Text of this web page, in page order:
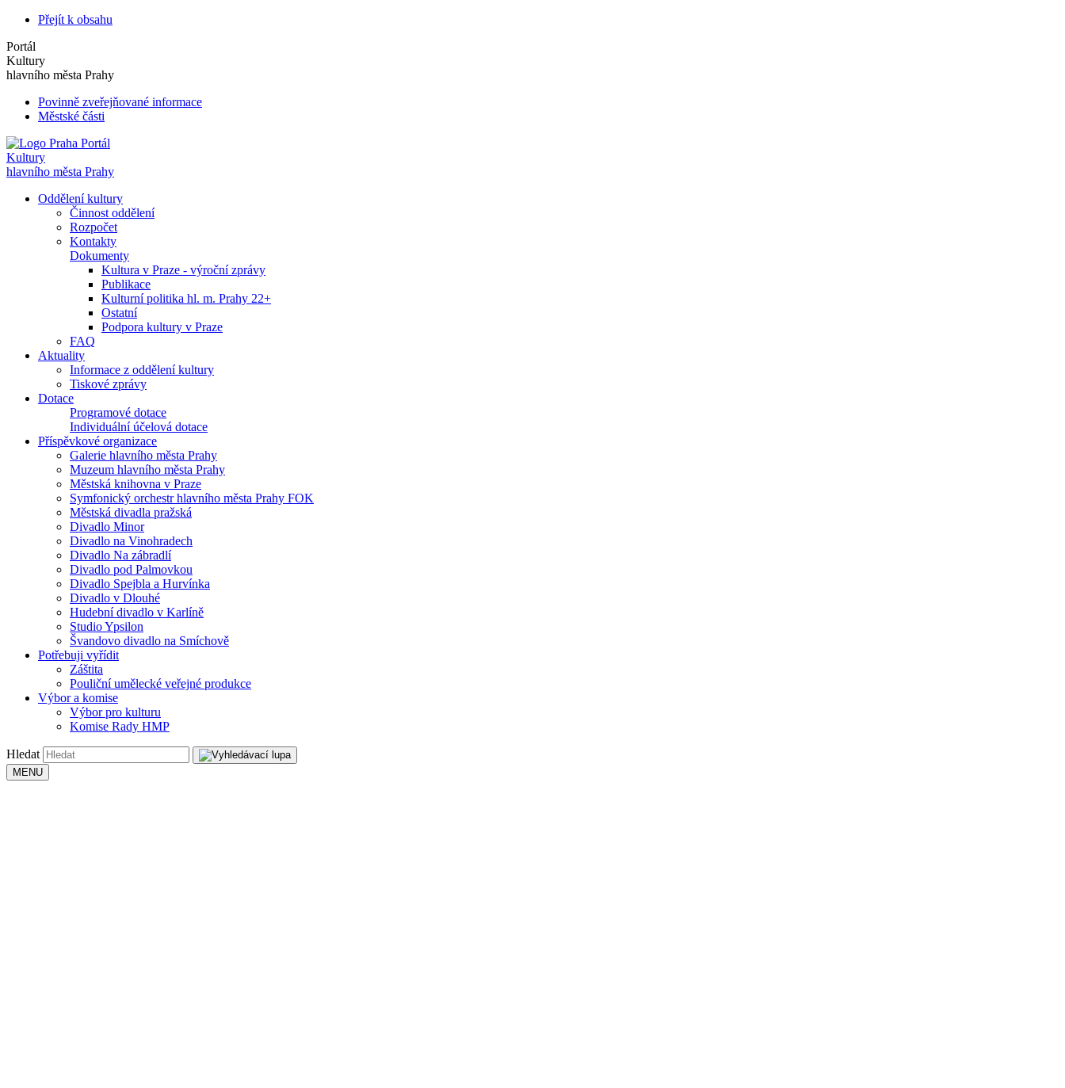
Přejít k obsahu
Portál
Kultury
hlavního města Prahy
Povinně zveřejňované informace
Městské části
Portál
Kultury
hlavního města Prahy
Oddělení kultury
Činnost oddělení
Rozpočet
Kontakty
Dokumenty
Kultura v Praze - výroční zprávy
Publikace
Kulturní politika hl. m. Prahy 22+
Ostatní
Podpora kultury v Praze
FAQ
Aktuality
Informace z oddělení kultury
Tiskové zprávy
Dotace
Programové dotace
Individuální účelová dotace
Příspěvkové organizace
Galerie hlavního města Prahy
Muzeum hlavního města Prahy
Městská knihovna v Praze
Symfonický orchestr hlavního města Prahy FOK
Městská divadla pražská
Divadlo Minor
Divadlo na Vinohradech
Divadlo Na zábradlí
Divadlo pod Palmovkou
Divadlo Spejbla a Hurvínka
Divadlo v Dlouhé
Hudební divadlo v Karlíně
Studio Ypsilon
Švandovo divadlo na Smíchově
Potřebuji vyřídit
Záštita
Pouliční umělecké veřejné produkce
Výbor a komise
Výbor pro kulturu
Komise Rady HMP
Hledat
MENU